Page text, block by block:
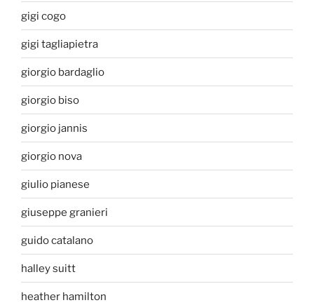
gigi cogo
gigi tagliapietra
giorgio bardaglio
giorgio biso
giorgio jannis
giorgio nova
giulio pianese
giuseppe granieri
guido catalano
halley suitt
heather hamilton